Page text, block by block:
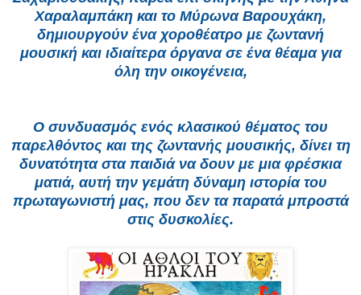
Χαραλαμπάκη και το Μύρωνα Βαρουχάκη,
δημιουργούν ένα χοροθέατρο με ζωντανή
μουσική και ιδιαίτερα όργανα σε ένα θέαμα για
όλη την οικογένεια,
Ο συνδυασμός ενός κλασικού θέματος του
παρελθόντος και της ζωντανής μουσικής, δίνει τη
δυνατότητα στα παιδιά να δουν με μια φρέσκια
ματιά, αυτή την γεμάτη δύναμη ιστορία του
πρωταγωνιστή μας, που δεν τα παρατά μπροστά
στις δυσκολίες.